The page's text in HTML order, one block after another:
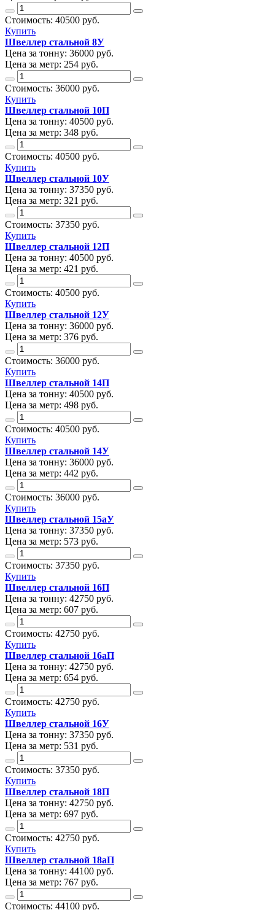
Стоимость: 40500 руб.
Купить
Швеллер стальной 8У
Цена за тонну: 36000 руб.
Цена за метр: 254 руб.
Стоимость: 36000 руб.
Купить
Швеллер стальной 10П
Цена за тонну: 40500 руб.
Цена за метр: 348 руб.
Стоимость: 40500 руб.
Купить
Швеллер стальной 10У
Цена за тонну: 37350 руб.
Цена за метр: 321 руб.
Стоимость: 37350 руб.
Купить
Швеллер стальной 12П
Цена за тонну: 40500 руб.
Цена за метр: 421 руб.
Стоимость: 40500 руб.
Купить
Швеллер стальной 12У
Цена за тонну: 36000 руб.
Цена за метр: 376 руб.
Стоимость: 36000 руб.
Купить
Швеллер стальной 14П
Цена за тонну: 40500 руб.
Цена за метр: 498 руб.
Стоимость: 40500 руб.
Купить
Швеллер стальной 14У
Цена за тонну: 36000 руб.
Цена за метр: 442 руб.
Стоимость: 36000 руб.
Купить
Швеллер стальной 15аУ
Цена за тонну: 37350 руб.
Цена за метр: 573 руб.
Стоимость: 37350 руб.
Купить
Швеллер стальной 16П
Цена за тонну: 42750 руб.
Цена за метр: 607 руб.
Стоимость: 42750 руб.
Купить
Швеллер стальной 16аП
Цена за тонну: 42750 руб.
Цена за метр: 654 руб.
Стоимость: 42750 руб.
Купить
Швеллер стальной 16У
Цена за тонну: 37350 руб.
Цена за метр: 531 руб.
Стоимость: 37350 руб.
Купить
Швеллер стальной 18П
Цена за тонну: 42750 руб.
Цена за метр: 697 руб.
Стоимость: 42750 руб.
Купить
Швеллер стальной 18аП
Цена за тонну: 44100 руб.
Цена за метр: 767 руб.
Стоимость: 44100 руб.